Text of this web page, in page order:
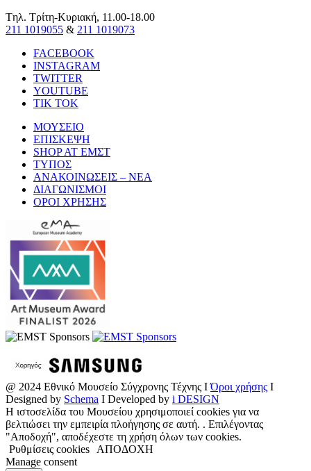
Tηλ. Τρίτη-Κυριακή, 11.00-18.00
211 1019055 & 211 1019073
FACEBOOK
INSTAGRAM
TWITTER
YOUTUBE
TIK TOK
ΜΟΥΣΕΙΟ
ΕΠΙΣΚΕΨΗ
SHOP AT ΕΜΣΤ
ΤΥΠΟΣ
ΑΝΑΚΟΙΝΩΣΕΙΣ – ΝΕΑ
ΔΙΑΓΩΝΙΣΜΟΙ
ΟΡΟΙ ΧΡΗΣΗΣ
@ 2024 Εθνικό Μουσείο Σύγχρονης Τέχνης IΌροι χρήσης I
Designed by Schema I Developed by i DESIGN
Η ιστοσελίδα του Μουσείου χρησιμοποιεί cookies για να
βελτιώσει την εμπειρία πλοήγησης σε αυτή. . Επιλέγοντας
"Αποδοχή", αποδέχεστε τη χρήση όλων των cookies.
Ρυθμίσεις cookies
ΑΠΟΔΟΧΗ
Manage consent